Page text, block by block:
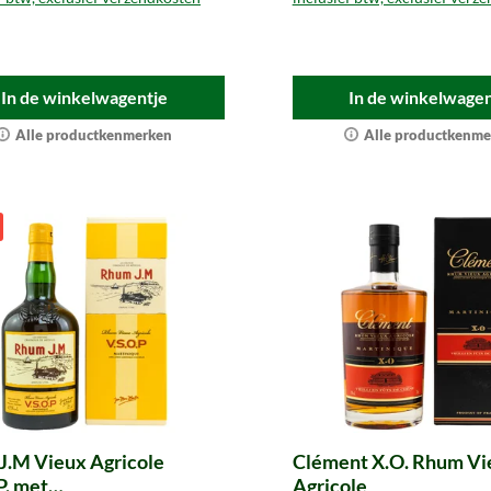
In de winkelwagentje
Alle productkenmerken
In de
Alle
Vieux Agricole
met
Clément X.O. Rhum
Agricole